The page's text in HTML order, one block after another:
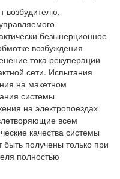
возбудителю,
безынерционное
возбуждения
тока рекуперации
сети. Испытания
на макетном
системы
на электропоездах
всем
качества системы
быть получены только при
полностью